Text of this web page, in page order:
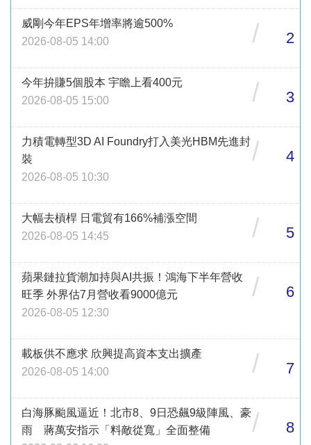
威剛今年EPS年增率將逾500%
2026-08-05 14:00
/ 2
今年拚賺5個股本 宇瞻上看400元
2026-08-05 15:00
/ 3
力積電轉型3D AI Foundry打入美光HBM先進封
裝
2026-08-05 10:30
/ 4
大幅去槓桿 日電貿有166%補漲空間
2026-08-05 14:45
/ 5
蘋果鏈拉貨潮加持與AI共振！鴻海下半年營收
旺季 外界估7月營收看9000億元
2026-08-05 12:30
/ 6
載板供不應求 欣興提高資本支出擴產
2026-08-05 14:00
/ 7
白海豚颱風逼近！北市8、9日恐飆9級陣風、豪
雨 蔣萬安指示「料敵從寬」全面整備
/ 8